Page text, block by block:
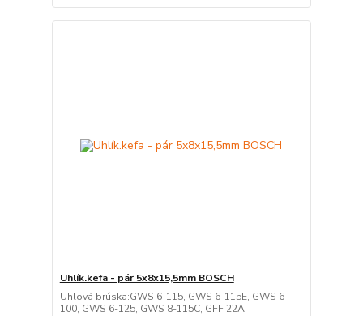
Uhlík.kefa - pár 5x8x15,5mm BOSCH
Uhlová brúska:GWS 6-115, GWS 6-115E, GWS 6-
100, GWS 6-125, GWS 8-115C, GFF 22A